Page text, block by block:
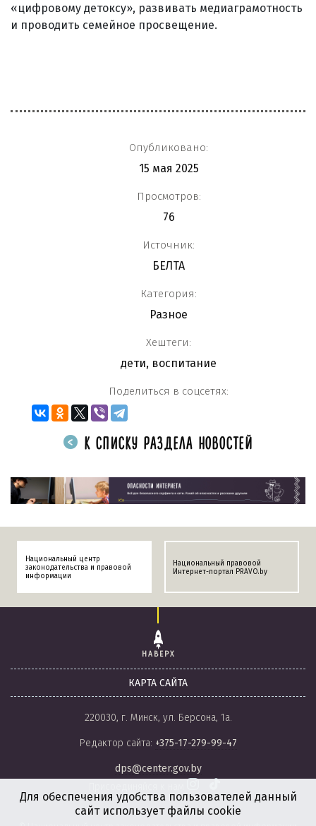
«цифровому детоксу», развивать медиаграмотность
и проводить семейное просвещение.
Опубликовано:
15 мая 2025
Просмотров:
76
Источник:
БЕЛТА
Категория:
Разное
Хештеги:
дети, воспитание
Поделиться в соцсетях:
К СПИСКУ РАЗДЕЛА НОВОСТЕЙ
Национальный центр
законодательства и правовой
информации
Национальный правовой
Интернет-портал PRAVO.by
НАВЕРХ
КАРТА САЙТА
220030, г. Минск, ул. Берсона, 1а.
Редактор сайта: +375-17-279-99-47
dps@center.gov.by
Для обеспечения удобства пользователей данный
сайт использует файлы cookie